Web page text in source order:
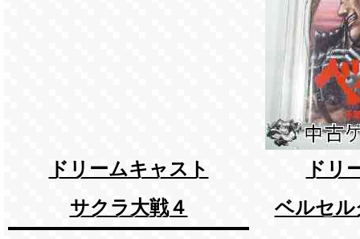
ドリームキャスト
サクラ大戦４
ドリ
ベルセル